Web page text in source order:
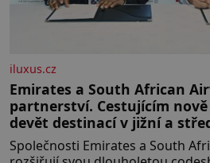
iluxus.cz
Emirates a South African
partnerství. Cestujícím
devět destinací v jižní a
Společnosti Emirates a South